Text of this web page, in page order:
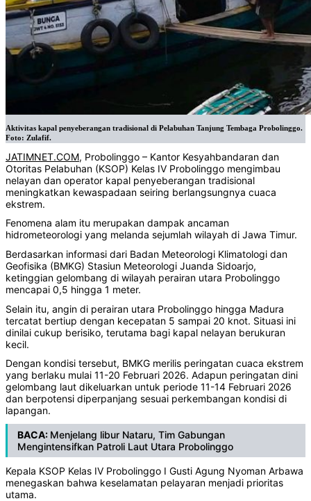
Aktivitas kapal penyeberangan tradisional di Pelabuhan Tanjung Tembaga Probolinggo.
Foto: Zulafif.
JATIMNET.COM, Probolinggo – Kantor Kesyahbandaran dan
Otoritas Pelabuhan (KSOP) Kelas IV Probolinggo mengimbau
nelayan dan operator kapal penyeberangan tradisional
meningkatkan kewaspadaan seiring berlangsungnya cuaca
ekstrem.
Fenomena alam itu merupakan dampak ancaman
hidrometeorologi yang melanda sejumlah wilayah di Jawa Timur.
Berdasarkan informasi dari Badan Meteorologi Klimatologi dan
Geofisika (BMKG) Stasiun Meteorologi Juanda Sidoarjo,
ketinggian gelombang di wilayah perairan utara Probolinggo
mencapai 0,5 hingga 1 meter.
Selain itu, angin di perairan utara Probolinggo hingga Madura
tercatat bertiup dengan kecepatan 5 sampai 20 knot. Situasi ini
dinilai cukup berisiko, terutama bagi kapal nelayan berukuran
kecil.
Dengan kondisi tersebut, BMKG merilis peringatan cuaca ekstrem
yang berlaku mulai 11-20 Februari 2026. Adapun peringatan dini
gelombang laut dikeluarkan untuk periode 11-14 Februari 2026
dan berpotensi diperpanjang sesuai perkembangan kondisi di
lapangan.
BACA: Menjelang libur Nataru, Tim Gabungan
Mengintensifkan Patroli Laut Utara Probolinggo
‎‎Kepala KSOP Kelas IV Probolinggo I Gusti Agung Nyoman Arbawa
menegaskan bahwa keselamatan pelayaran menjadi prioritas
utama.